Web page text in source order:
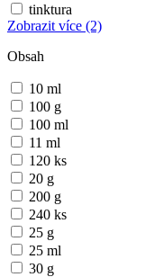
tinktura
Zobrazit více (2)
Obsah
10 ml
100 g
100 ml
11 ml
120 ks
20 g
200 g
240 ks
25 g
25 ml
30 g